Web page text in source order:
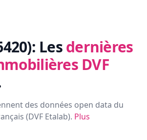
Les dernières
DVF
des données open data du
(DVF Etalab). Plus